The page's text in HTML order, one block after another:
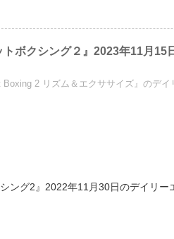
トボクシング２』2023年11月15
Boxing 2 リズム＆エクササイズ』のデイ
シング2』2022年11月30日のデイリー